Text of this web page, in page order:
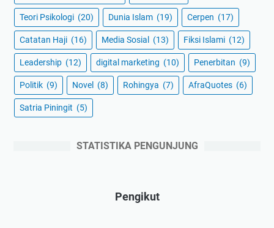
Teori Psikologi (20) Dunia Islam (19) Cerpen (17)
Catatan Haji (16) Media Sosial (13) Fiksi Islami (12)
Leadership (12) digital marketing (10) Penerbitan (9)
Politik (9) Novel (8) Rohingya (7) AfraQuotes (6)
Satria Piningit (5)
STATISTIKA PENGUNJUNG
Pengikut